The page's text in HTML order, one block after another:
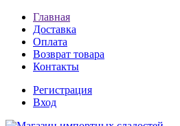
Главная
Доставка
Оплата
Возврат товара
Контакты
Регистрация
Вход